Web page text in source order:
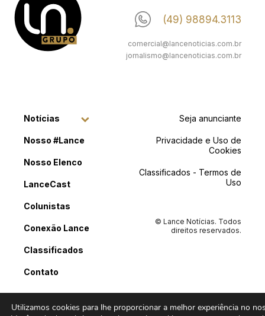
(49) 98894.3113
comercial@lancenoticias.com.br
jornalismo@lancenoticias.com.br
Notícias
Nosso #Lance
Nosso Elenco
LanceCast
Colunistas
Conexão Lance
Classificados
Contato
Seja anunciante
Privacidade e Uso de
Cookies
Classificados - Termos de
Uso
© Lance Notícias. Todos
direitos reservados.
Utilizamos cookies para lhe proporcionar a melhor experiência no